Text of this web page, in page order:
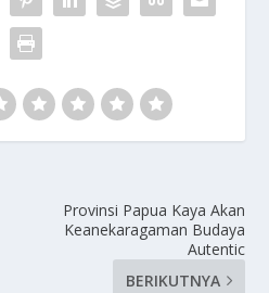
Provinsi Papua Kaya Akan
Keanekaragaman Budaya
Autentic
BERIKUTNYA